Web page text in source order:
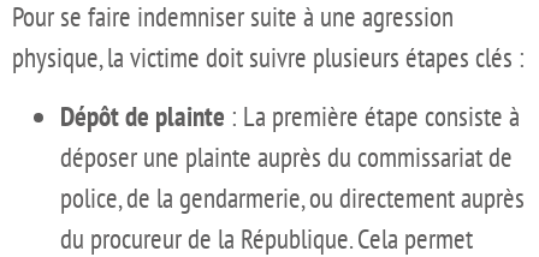
Pour se faire indemniser suite à une agression
physique, la victime doit suivre plusieurs étapes clés :
Dépôt de plainte : La première étape consiste à
déposer une plainte auprès du commissariat de
police, de la gendarmerie, ou directement auprès
du procureur de la République. Cela permet